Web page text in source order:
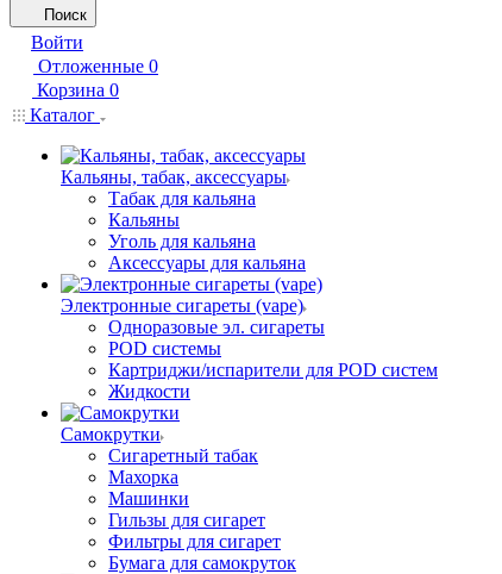
Поиск
Войти
Отложенные 0
Корзина 0
Каталог
Кальяны, табак, аксессуары
Табак для кальяна
Кальяны
Уголь для кальяна
Аксессуары для кальяна
Электронные сигареты (vape)
Одноразовые эл. сигареты
POD системы
Картриджи/испарители для POD систем
Жидкости
Самокрутки
Сигаретный табак
Махорка
Машинки
Гильзы для сигарет
Фильтры для сигарет
Бумага для самокруток